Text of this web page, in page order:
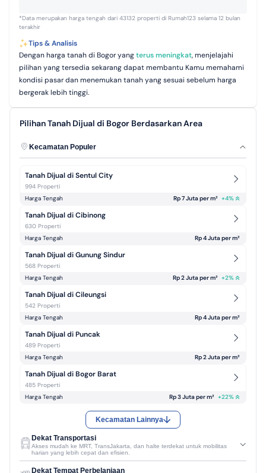
*Data merupakan harga tengah dari 43132 properti di Rumah123 selama 12 bulan
terakhir
Tips & Analisis
Dengan harga tanah di Bogor yangterus meningkat, menjelajahi
pilihan yang tersedia sekarang dapat membantu Kamu memahami
kondisi pasar dan menemukan tanah yang sesuai sebelum harga
bergerak lebih tinggi.
Pilihan Tanah Dijual di Bogor Berdasarkan Area
Kecamatan Populer
Tanah Dijual di Sentul City
994 Properti
Harga Tengah
Rp 7 Juta per m² +4%
Tanah Dijual di Cibinong
630 Properti
Harga Tengah
Rp 4 Juta per m²
Tanah Dijual di Gunung Sindur
568 Properti
Harga Tengah
Rp 2 Juta per m² +2%
Tanah Dijual di Cileungsi
542 Properti
Harga Tengah
Rp 4 Juta per m²
Tanah Dijual di Puncak
489 Properti
Harga Tengah
Rp 2 Juta per m²
Tanah Dijual di Bogor Barat
485 Properti
Harga Tengah
Rp 3 Juta per m² +22%
Kecamatan Lainnya
Dekat Transportasi
Akses mudah ke MRT, TransJakarta, dan halte terdekat untuk mobilitas
harian yang lebih cepat dan efisien.
Dekat Tempat Perbelanjaan